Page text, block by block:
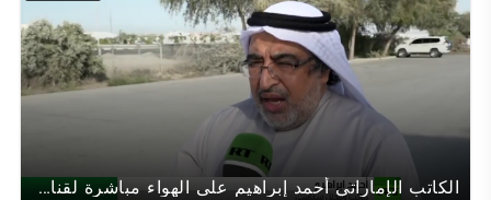
الكاتب الإماراتي أحمد إبراهيم على الهواء مباشرة لقناة روسيا اليوم RT في حوار عن الأسلحة الكيميائية H